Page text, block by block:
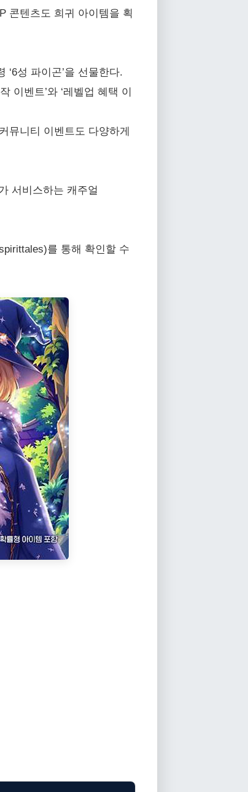
콘텐츠도 희귀 아이템을 획
‘6성 파이곤’을 선물한다.
이벤트’와 ‘레벨업 혜택 이
뮤니티 이벤트도 다양하게
서비스하는 캐주얼
를 통해 확인할 수